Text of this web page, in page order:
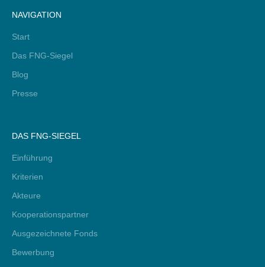
NAVIGATION
Start
Das FNG-Siegel
Blog
Presse
DAS FNG-SIEGEL
Einführung
Kriterien
Akteure
Kooperationspartner
Ausgezeichnete Fonds
Bewerbung